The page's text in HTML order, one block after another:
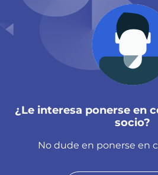
¿Le interesa ponerse en
socio?
No dude en ponerse en